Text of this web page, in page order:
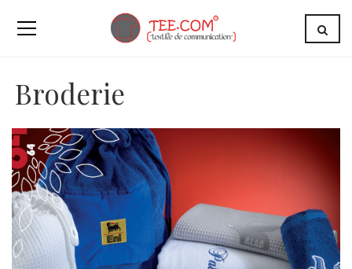
Broderie